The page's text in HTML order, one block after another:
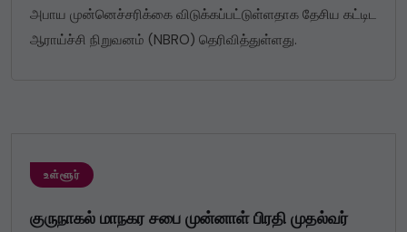
அபாய முன்னெச்சரிக்கை விடுக்கப்பட்டுள்ளதாக தேசிய கட்டிட
ஆராய்ச்சி நிறுவனம் (NBRO) தெரிவித்துள்ளது.
உள்ளூர்
குருநாகல் மாநகர சபை முன்னாள் பிரதி முதல்வர்